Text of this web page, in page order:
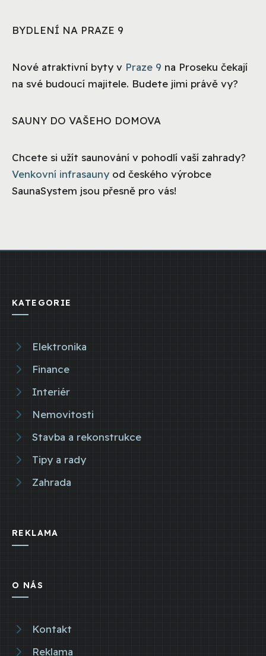
BYDLENÍ NA PRAZE 9
Nové atraktivní byty v Praze 9 na Proseku čekají
na své budoucí majitele. Budete jimi právě vy?
SAUNY DO VAŠEHO DOMOVA
Chcete si užít saunování v pohodlí vaší zahrady?
Venkovní infrasauny od českého výrobce
SaunaSystem jsou přesně pro vás!
KATEGORIE
Elektronika
Finance
Interiér
Nemovitosti
Stavba a rekonstrukce
Tipy a rady
Zahrada
REKLAMA
O NÁS
Kontakt
Reklama